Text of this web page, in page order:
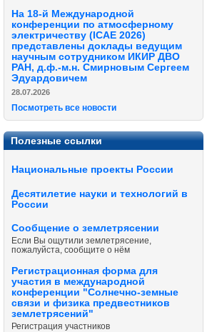
На 18-й Международной
конференции по атмосферному
электричеству (ICAE 2026)
представлены доклады ведущим
научным сотрудником ИКИР ДВО
РАН, д.ф.-м.н. Смирновым Сергеем
Эдуардовичем
28.07.2026
Посмотреть все новости
Полезные ссылки
Национальные проекты России
Десятилетие науки и технологий в
России
Сообщение о землетрясении
Если Вы ощутили землетрясение,
пожалуйста, сообщите о нём
Регистрационная форма для
участия в международной
конференции "Солнечно-земные
связи и физика предвестников
землетрясений"
Регистрация участников